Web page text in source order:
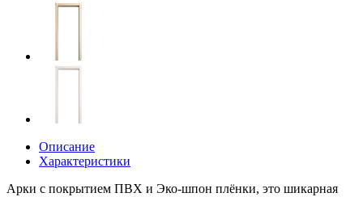
Описание
Характеристики
Арки с покрытием ПВХ и Эко-шпон плёнки, это шикарная